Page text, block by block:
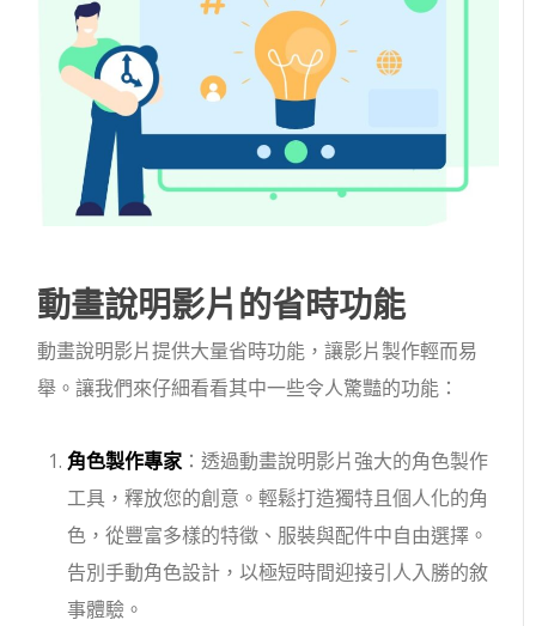
動畫說明影片的省時功能
動畫說明影片提供大量省時功能，讓影片製作輕而易
舉。讓我們來仔細看看其中一些令人驚豔的功能：
角色製作專家 ：透過動畫說明影片強大的角色製作
工具，釋放您的創意。輕鬆打造獨特且個人化的角
色，從豐富多樣的特徵、服裝與配件中自由選擇。
告別手動角色設計，以極短時間迎接引人入勝的敘
事體驗。